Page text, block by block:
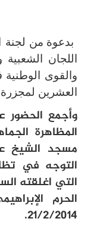
بدعوة من
اللجان
والقوى
العشرين
وأجمع الحضور
المظاهرة
مسجد الشيخ
التوجه في
التي اغلقته
الحرم
21/2/2014
.